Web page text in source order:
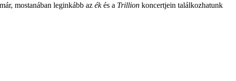
mostanában leginkább az ékés a Trillion koncertjein találkozhatunk